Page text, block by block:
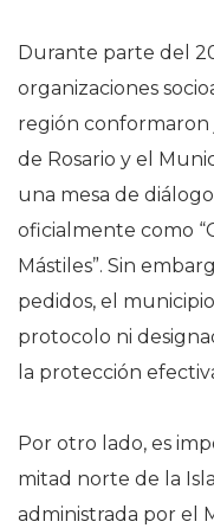
Durante parte del
organizaciones
región conformaron
de Rosario y el
una mesa de
oficialmente como
Mástiles”. Sin
pedidos, el
protocolo ni
la protección
Por otro lado, es
mitad norte de la
administrada por el